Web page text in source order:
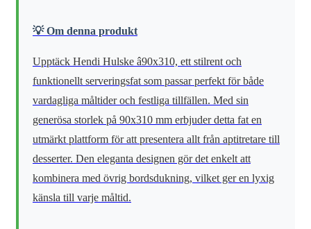
💡 Om denna produkt
Upptäck Hendi Hulske â90x310, ett stilrent och
funktionellt serveringsfat som passar perfekt för både
vardagliga måltider och festliga tillfällen. Med sin
generösa storlek på 90x310 mm erbjuder detta fat en
utmärkt plattform för att presentera allt från aptitretare till
desserter. Den eleganta designen gör det enkelt att
kombinera med övrig bordsdukning, vilket ger en lyxig
känsla till varje måltid.